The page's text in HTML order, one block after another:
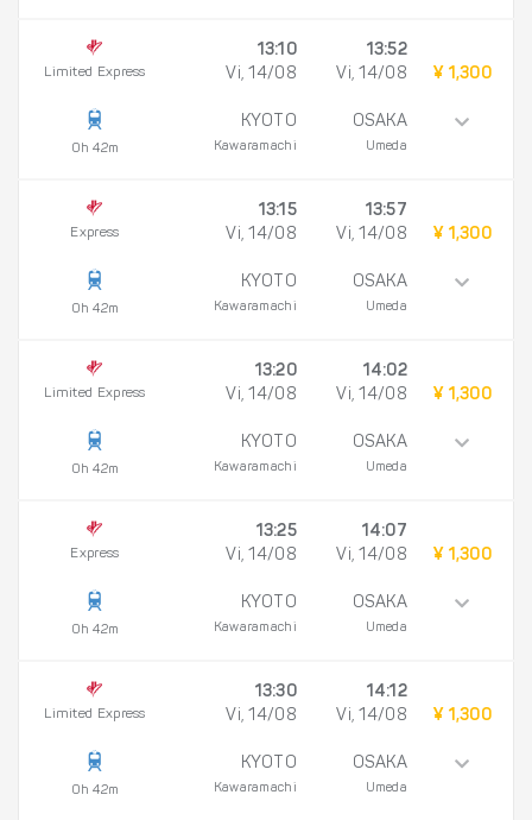
Limited Express
0h 42m
13:10
Vi, 14/08
KYOTO
Kawaramachi
13:52
Vi, 14/08
OSAKA
Umeda
¥ 1,300
Express
0h 42m
13:15
Vi, 14/08
KYOTO
Kawaramachi
13:57
Vi, 14/08
OSAKA
Umeda
¥ 1,300
Limited Express
0h 42m
13:20
Vi, 14/08
KYOTO
Kawaramachi
14:02
Vi, 14/08
OSAKA
Umeda
¥ 1,300
Express
0h 42m
13:25
Vi, 14/08
KYOTO
Kawaramachi
14:07
Vi, 14/08
OSAKA
Umeda
¥ 1,300
Limited Express
0h 42m
13:30
Vi, 14/08
KYOTO
Kawaramachi
14:12
Vi, 14/08
OSAKA
Umeda
¥ 1,300